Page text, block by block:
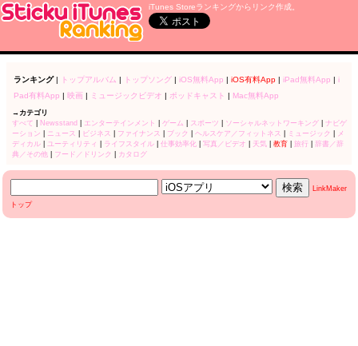
iTunes Storeランキングからリンク作成。
ランキング| トップアルバム | トップソング| iOS無料App | iOS有料App| iPad無料App | i
Pad有料App | 映画| ミュージックビデオ | ポッドキャスト | Mac無料App
→カテゴリ
すべて
Newsstand エンターテインメント ゲーム スポーツ ソーシャルネットワーキング| ナビゲ
ーション
ニュース ビジネス ファイナンス ブック ヘルスケア／フィットネス ミュージック
メ
ディカル| ユーティリティ ライフスタイル| 仕事効率化 写真／ビデオ 天気| 教育| 旅行| 辞書／辞
典／その他
フード／ドリンク カタログ
LinkMaker
トップ